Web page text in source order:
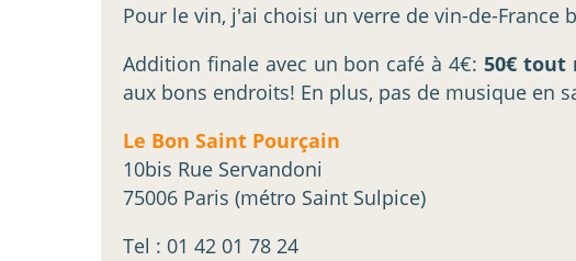
Pour le vin, j'ai choisi un verre de vin-de-France
Addition finale avec un bon café à 4€: 50€ tout
aux bons endroits! En plus, pas de musique en
Le Bon Saint Pourçain
10bis Rue Servandoni
75006 Paris (métro Saint Sulpice)
Tel : 01 42 01 78 24